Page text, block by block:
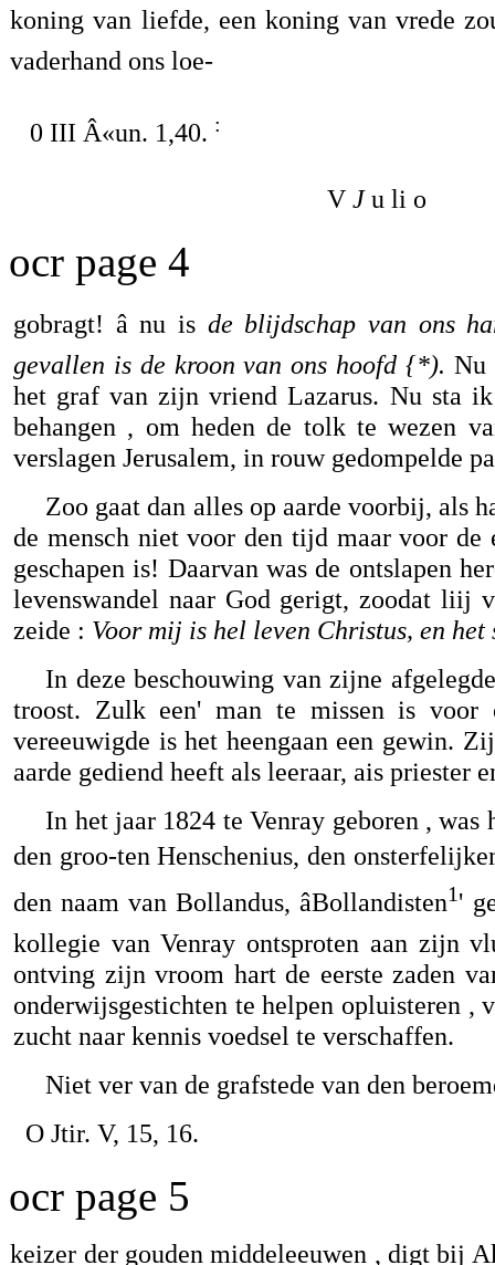
koning van liefde, een koning van vrede
vaderhand ons loe-
0 III Â«un. 1,40. :
V Ju li o
ocr page 4
gobragt! â nu isde blijdschap van ons
gevallen is de kroon van ons hoofd {*). Nu
het graf van zijn vriend Lazarus. Nu sta
behangen , om heden de tolk te wezen
verslagen Jerusalem, in rouw gedompelde
Zoo gaat dan alles op aarde voorbij, als
de mensch niet voor den tijd maar voor
geschapen is! Daarvan was de ontslapen
levenswandel naar God gerigt, zoodat liij
zeide : Voor mij is hel leven Christus, en het
In deze beschouwing van zijne
troost. Zulk een' man te missen is voor
vereeuwigde is het heengaan een gewin.
aarde gediend heeft als leeraar, ais priester
In het jaar 1824 te Venray geboren ,
den groo-ten Henschenius, den
den naam van Bollandus, âBollandisten1'
kollegie van Venray ontsproten aan zijn
ontving zijn vroom hart de eerste zaden
onderwijsgestichten te helpen opluisteren
zucht naar kennis voedsel te verschaffen.
Niet ver van de grafstede van den
O Jtir. V, 15, 16.
ocr page 5
keizer der gouden middeleeuwen , digt bij